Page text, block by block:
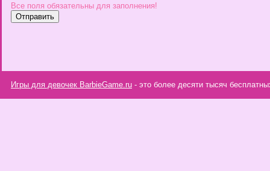
Все поля обязательны для заполнения!
Игры для девочек BarbieGame.ru - это более десяти тысяч